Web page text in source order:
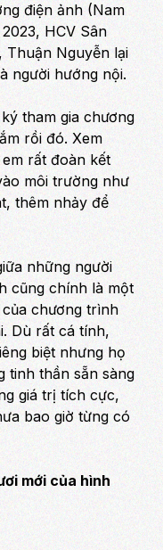
điện ảnh (Nam
HCV Sân
Thuận Nguyễn lại
người hướng nội.
tham gia chương
rồi đó. Xem
rất đoàn kết
môi trường như
thêm nhảy để
những người
cũng chính là một
chương trình
. Dù rất cá tính,
biệt nhưng họ
tinh thần sẵn sàng
giá trị tích cực,
bao giờ từng có
mới của hình